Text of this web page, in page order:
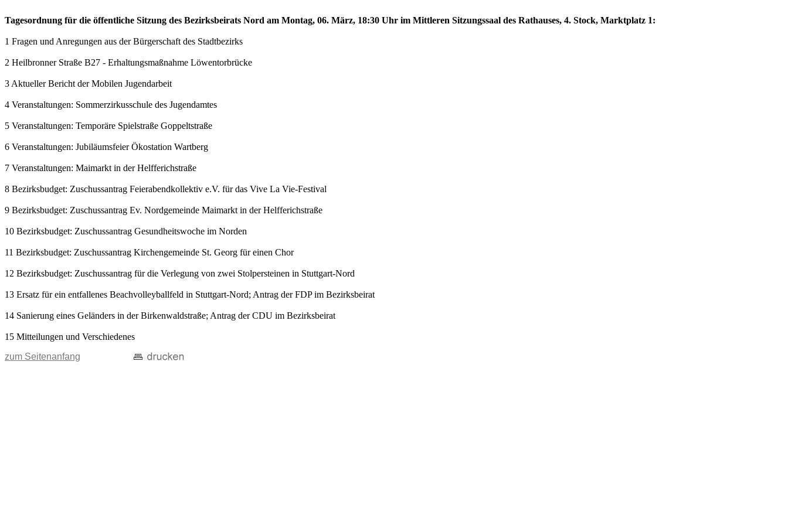
Tagesordnung für die öffentliche Sitzung des Bezirksbeirats Nord am Montag, 06. März, 18:30 Uhr im Mittleren Sitzungssaal des Rathauses, 4. Stock, Marktplatz 1:
1 Fragen und Anregungen aus der Bürgerschaft des Stadtbezirks
2 Heilbronner Straße B27 - Erhaltungsmaßnahme Löwentorbrücke
3 Aktueller Bericht der Mobilen Jugendarbeit
4 Veranstaltungen: Sommerzirkusschule des Jugendamtes
5 Veranstaltungen: Temporäre Spielstraße Goppeltstraße
6 Veranstaltungen: Jubiläumsfeier Ökostation Wartberg
7 Veranstaltungen: Maimarkt in der Helfferichstraße
8 Bezirksbudget: Zuschussantrag Feierabendkollektiv e.V. für das Vive La Vie-Festival
9 Bezirksbudget: Zuschussantrag Ev. Nordgemeinde Maimarkt in der Helfferichstraße
10 Bezirksbudget: Zuschussantrag Gesundheitswoche im Norden
11 Bezirksbudget: Zuschussantrag Kirchengemeinde St. Georg für einen Chor
12 Bezirksbudget: Zuschussantrag für die Verlegung von zwei Stolpersteinen in Stuttgart-Nord
13 Ersatz für ein entfallenes Beachvolleyballfeld in Stuttgart-Nord; Antrag der FDP im Bezirksbeirat
14 Sanierung eines Geländers in der Birkenwaldstraße; Antrag der CDU im Bezirksbeirat
15 Mitteilungen und Verschiedenes
zum Seitenanfang